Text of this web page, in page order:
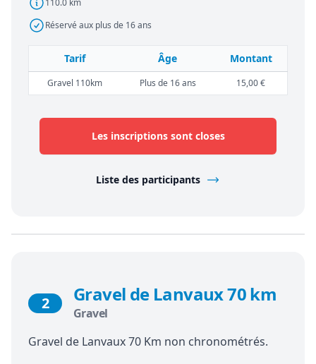
Réservé aux plus de 16 ans
Tarif Âge Montant
Gravel 110km Plus de 16 ans 15,00 €
Les inscriptions sont closes
Liste des participants
2 Gravel de Lanvaux 70 km
Gravel
Gravel de Lanvaux 70 Km non chronométrés.